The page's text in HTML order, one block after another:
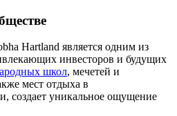
Hartland является одним из
инвесторов и будущих
школ, мечетей и
мест отдыха в
создает уникальное ощущение